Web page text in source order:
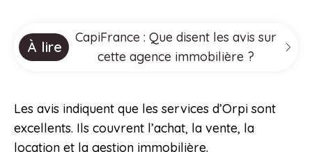
À lire
CapiFrance : Que disent les avis sur
cette agence immobilière ?
Les avis indiquent que les services d’Orpi sont
excellents. Ils couvrent l’achat, la vente, la
location et la gestion immobilière.